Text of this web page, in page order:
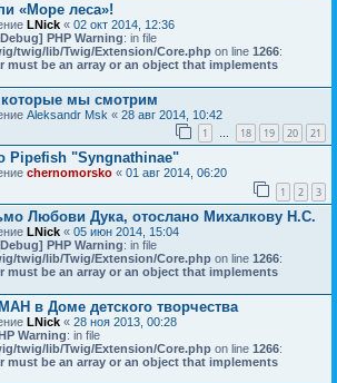
«Море леса»!
LNick « 02 окт 2014, 12:36
PHP Warning: in file
twig/lib/Twig/Extension/Core.php on line 1266:
must be an array or an object that implements
мы смотрим
Aleksandr Msk « 28 авг 2014, 10:42
1 … 18 19 20 21
Pipefish "Syngnathinae"
chernomorsko « 01 авг 2014, 06:20
1 2 3
Любови Дука, отослано Михалкову Н.С.
LNick « 05 июн 2014, 15:04
PHP Warning: in file
twig/lib/Twig/Extension/Core.php on line 1266:
must be an array or an object that implements
в Доме детского творчества
LNick « 28 ноя 2013, 00:28
Warning: in file
twig/lib/Twig/Extension/Core.php on line 1266:
must be an array or an object that implements